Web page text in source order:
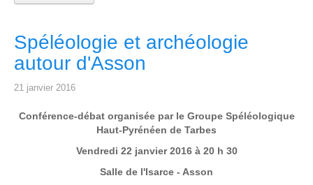
Spéléologie et archéologie
autour d'Asson
21 janvier 2016
Conférence-débat organisée par le Groupe Spéléologique
Haut-Pyrénéen de Tarbes
Vendredi 22 janvier 2016 à 20 h 30
Salle de l'Isarce - Asson